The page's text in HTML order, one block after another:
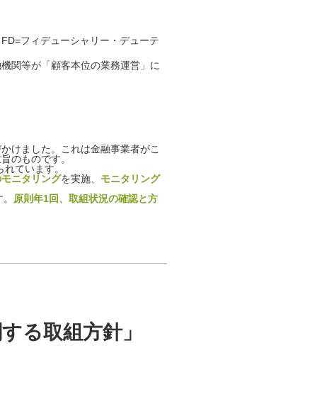
FD=フィデューシャリー・デューテ
関等が「顧客本位の業務運営」に
けました。これは金融事業者がこ
のものです。
ています。
ニタリングを実施、 モニタリング
原則年1回、取組状況の確認と方
る取組方針」